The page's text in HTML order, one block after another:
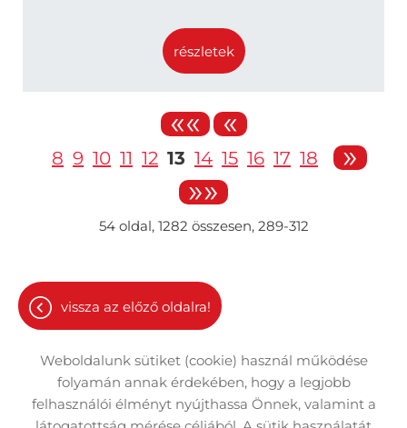
részletek
«« «
8 9 10 11 12 13 14 15 16 17 18
»
»»
54 oldal, 1282 összesen, 289-312
vissza az előző oldalra!
Weboldalunk sütiket (cookie) használ működése
folyamán annak érdekében, hogy a legjobb
felhasználói élményt nyújthassa Önnek, valamint a